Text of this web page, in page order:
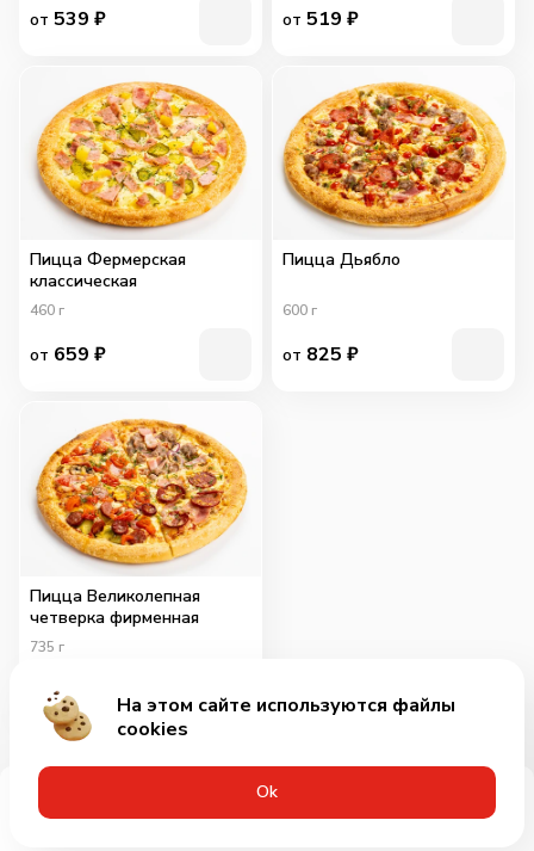
от 539 ₽ от 519 ₽
Пицца Фермерская
классическая
460 г
от 659 ₽
Пицца Дьябло
600 г
от 825 ₽
Пицца Великолепная
четверка фирменная
735 г
от715
На этом сайте используются файлы
cookies
Оk